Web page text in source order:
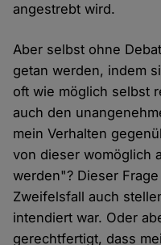
angestrebt wird.
Aber selbst ohne
getan werden, indem
oft wie möglich selbst
auch den
mein Verhalten
von dieser womöglich
werden"? Dieser
Zweifelsfall auch
intendiert war. Oder
gerechtfertigt, dass